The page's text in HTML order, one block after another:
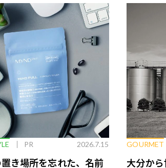
PR 2026.7.15
き場所を忘れた、名前
GOURMET
大分か